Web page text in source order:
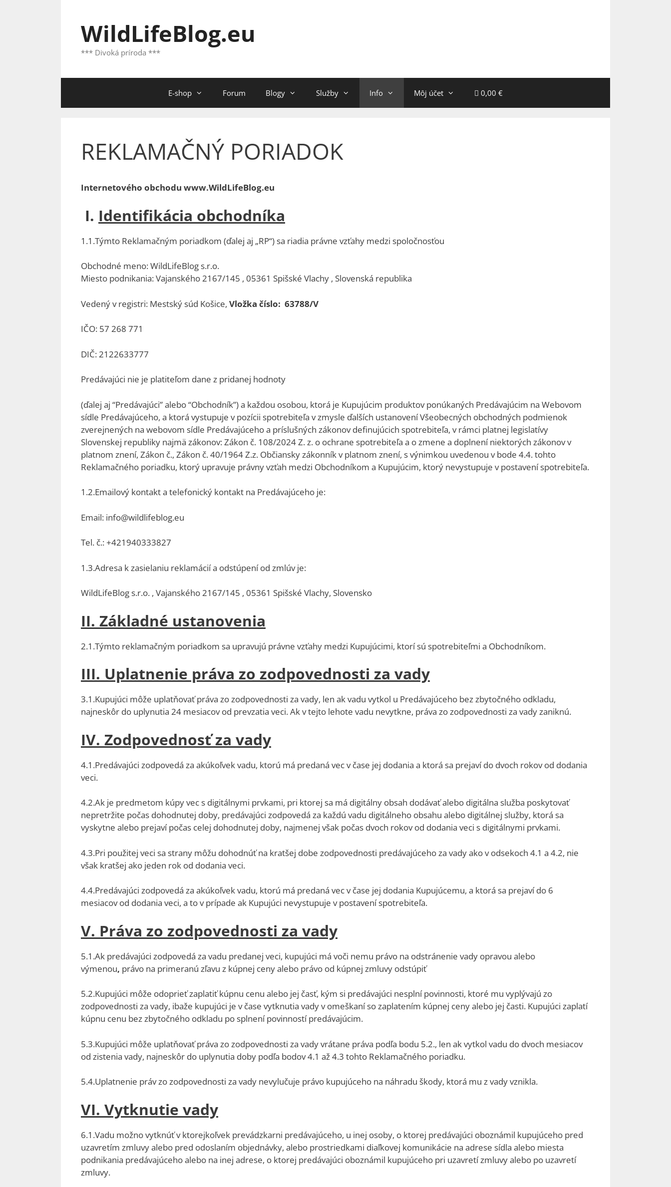
WildLifeBlog.eu
*** Divoká príroda ***
E-shop Forum Blogy Služby Info Môj účet 0,00 €
REKLAMAČNÝ PORIADOK
Internetového obchodu www.WildLifeBlog.eu
I. Identifikácia obchodníka
1.1.Týmto Reklamačným poriadkom (ďalej aj „RP“) sa riadia právne vzťahy medzi spoločnosťou
Obchodné meno: WildLifeBlog s.r.o.
Miesto podnikania: Vajanského 2167/145 , 05361 Spišské Vlachy , Slovenská republika
Vedený v registri: Mestský súd Košice, Vložka číslo: 63788/V
IČO: 57 268 771
DIČ: 2122633777
Predávajúci nie je platiteľom dane z pridanej hodnoty
(ďalej aj “Predávajúci” alebo “Obchodník”) a každou osobou, ktorá je Kupujúcim produktov ponúkaných Predávajúcim na Webovom
sídle Predávajúceho, a ktorá vystupuje v pozícii spotrebiteľa v zmysle ďalších ustanovení Všeobecných obchodných podmienok
zverejnených na webovom sídle Predávajúceho a príslušných zákonov definujúcich spotrebiteľa, v rámci platnej legislatívy
Slovenskej republiky najmä zákonov: Zákon č. 108/2024 Z. z. o ochrane spotrebiteľa a o zmene a doplnení niektorých zákonov v
platnom znení, Zákon č., Zákon č. 40/1964 Z.z. Občiansky zákonník v platnom znení, s výnimkou uvedenou v bode 4.4. tohto
Reklamačného poriadku, ktorý upravuje právny vzťah medzi Obchodníkom a Kupujúcim, ktorý nevystupuje v postavení spotrebiteľa.
1.2.Emailový kontakt a telefonický kontakt na Predávajúceho je:
Email: info@wildlifeblog.eu
Tel. č.: +421940333827
1.3.Adresa k zasielaniu reklamácií a odstúpení od zmlúv je:
WildLifeBlog s.r.o. , Vajanského 2167/145 , 05361 Spišské Vlachy, Slovensko
II. Základné ustanovenia
2.1.Týmto reklamačným poriadkom sa upravujú právne vzťahy medzi Kupujúcimi, ktorí sú spotrebiteľmi a Obchodníkom.
III. Uplatnenie práva zo zodpovednosti za vady
3.1.Kupujúci môže uplatňovať práva zo zodpovednosti za vady, len ak vadu vytkol u Predávajúceho bez zbytočného odkladu,
najneskôr do uplynutia 24 mesiacov od prevzatia veci. Ak v tejto lehote vadu nevytkne, práva zo zodpovednosti za vady zaniknú.
IV. Zodpovednosť za vady
4.1.Predávajúci zodpovedá za akúkoľvek vadu, ktorú má predaná vec v čase jej dodania a ktorá sa prejaví do dvoch rokov od dodania
veci.
4.2.Ak je predmetom kúpy vec s digitálnymi prvkami, pri ktorej sa má digitálny obsah dodávať alebo digitálna služba poskytovať
nepretržite počas dohodnutej doby, predávajúci zodpovedá za každú vadu digitálneho obsahu alebo digitálnej služby, ktorá sa
vyskytne alebo prejaví počas celej dohodnutej doby, najmenej však počas dvoch rokov od dodania veci s digitálnymi prvkami.
4.3.Pri použitej veci sa strany môžu dohodnúť na kratšej dobe zodpovednosti predávajúceho za vady ako v odsekoch 4.1 a 4.2, nie
však kratšej ako jeden rok od dodania veci.
4.4.Predávajúci zodpovedá za akúkoľvek vadu, ktorú má predaná vec v čase jej dodania Kupujúcemu, a ktorá sa prejaví do 6
mesiacov od dodania veci, a to v prípade ak Kupujúci nevystupuje v postavení spotrebiteľa.
V. Práva zo zodpovednosti za vady
5.1.Ak predávajúci zodpovedá za vadu predanej veci, kupujúci má voči nemu právo na odstránenie vady opravou alebo
výmenou, právo na primeranú zľavu z kúpnej ceny alebo právo od kúpnej zmluvy odstúpiť
5.2.Kupujúci môže odoprieť zaplatiť kúpnu cenu alebo jej časť, kým si predávajúci nesplní povinnosti, ktoré mu vyplývajú zo
zodpovednosti za vady, ibaže kupujúci je v čase vytknutia vady v omeškaní so zaplatením kúpnej ceny alebo jej časti. Kupujúci zaplatí
kúpnu cenu bez zbytočného odkladu po splnení povinností predávajúcim.
5.3.Kupujúci môže uplatňovať práva zo zodpovednosti za vady vrátane práva podľa bodu 5.2., len ak vytkol vadu do dvoch mesiacov
od zistenia vady, najneskôr do uplynutia doby podľa bodov 4.1 až 4.3 tohto Reklamačného poriadku.
5.4.Uplatnenie práv zo zodpovednosti za vady nevylučuje právo kupujúceho na náhradu škody, ktorá mu z vady vznikla.
VI. Vytknutie vady
6.1.Vadu možno vytknúť v ktorejkoľvek prevádzkarni predávajúceho, u inej osoby, o ktorej predávajúci oboznámil kupujúceho pred
uzavretím zmluvy alebo pred odoslaním objednávky, alebo prostriedkami diaľkovej komunikácie na adrese sídla alebo miesta
podnikania predávajúceho alebo na inej adrese, o ktorej predávajúci oboznámil kupujúceho pri uzavretí zmluvy alebo po uzavretí
zmluvy.